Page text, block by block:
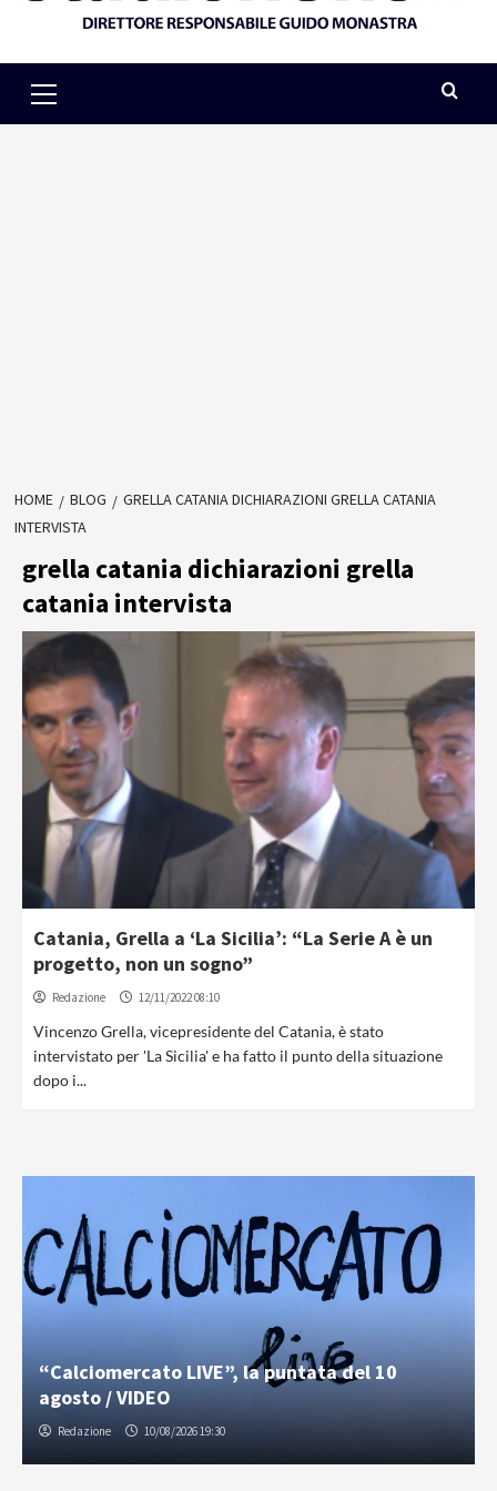
Menu
HOME BLOG
GRELLA CATANIA DICHIARAZIONI GRELLA CATANIA
INTERVISTA
grella catania dichiarazioni grella
catania intervista
Catania, Grella a ‘La Sicilia’: “La Serie A è un
progetto, non un sogno”
Redazione 12/11/2022 08:10
Vincenzo Grella, vicepresidente del Catania, è stato
intervistato per 'La Sicilia' e ha fatto il punto della situazione
dopo i...
“Calciomercato LIVE”, la puntata del 10
agosto / VIDEO
Redazione 10/08/2026 19:30